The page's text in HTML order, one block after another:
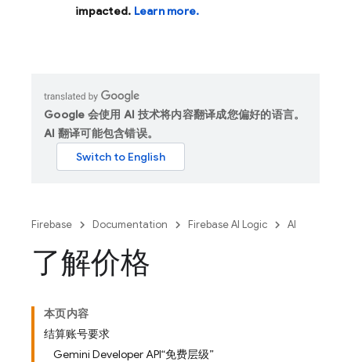
impacted. Learn more.
Google 会使用 AI 技术将内容翻译成您偏好的语言。
AI 翻译可能包含错误。
Firebase Documentation Firebase AI Logic AI
了解价格
本页内容
结算账号要求
Gemini Developer API“免费层级”